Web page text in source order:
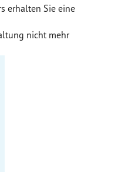
erhalten Sie eine
nicht mehr